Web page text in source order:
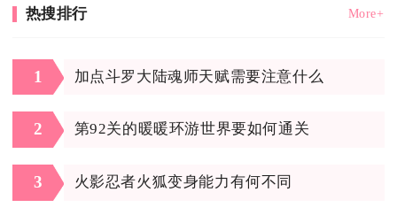
热搜排行 More+
1 加点斗罗大陆魂师天赋需要注意什么
2 第92关的暖暖环游世界要如何通关
3 火影忍者火狐变身能力有何不同